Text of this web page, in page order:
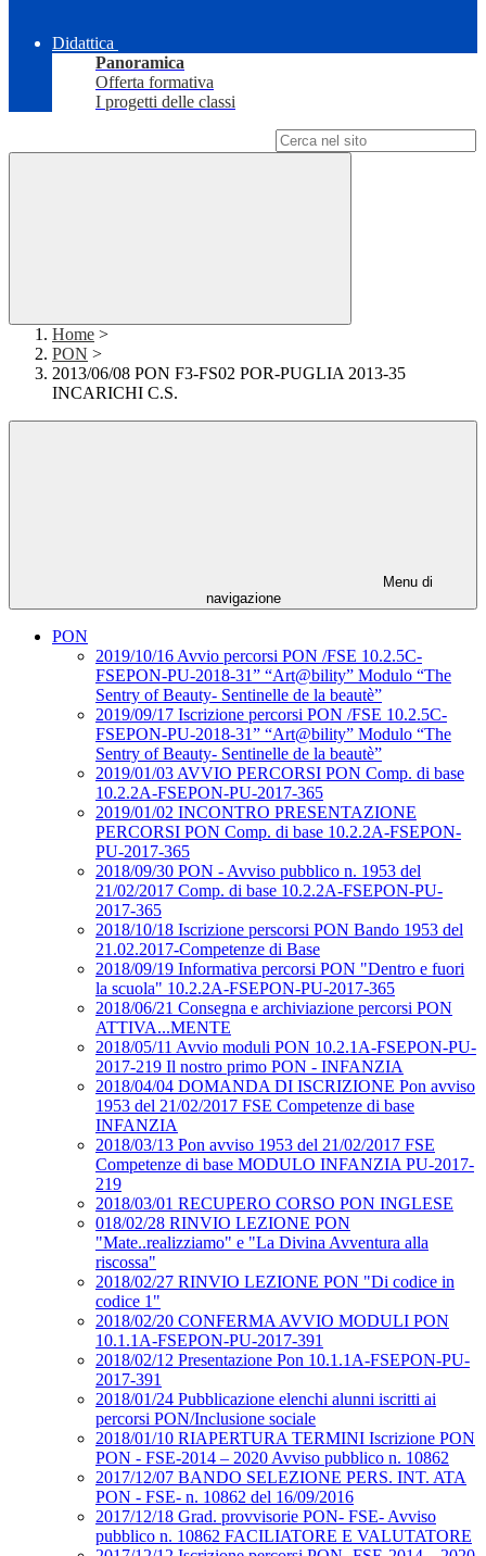
Didattica
Panoramica
Offerta formativa
I progetti delle classi
Home >
PON >
2013/06/08 PON F3-FS02 POR-PUGLIA 2013-35
INCARICHI C.S.
Menu di
navigazione
PON
2019/10/16 Avvio percorsi PON /FSE 10.2.5C-
FSEPON-PU-2018-31” “Art@bility” Modulo “The
Sentry of Beauty- Sentinelle de la beautè”
2019/09/17 Iscrizione percorsi PON /FSE 10.2.5C-
FSEPON-PU-2018-31” “Art@bility” Modulo “The
Sentry of Beauty- Sentinelle de la beautè”
2019/01/03 AVVIO PERCORSI PON Comp. di base
10.2.2A-FSEPON-PU-2017-365
2019/01/02 INCONTRO PRESENTAZIONE
PERCORSI PON Comp. di base 10.2.2A-FSEPON-
PU-2017-365
2018/09/30 PON - Avviso pubblico n. 1953 del
21/02/2017 Comp. di base 10.2.2A-FSEPON-PU-
2017-365
2018/10/18 Iscrizione perscorsi PON Bando 1953 del
21.02.2017-Competenze di Base
2018/09/19 Informativa percorsi PON "Dentro e fuori
la scuola" 10.2.2A-FSEPON-PU-2017-365
2018/06/21 Consegna e archiviazione percorsi PON
ATTIVA...MENTE
2018/05/11 Avvio moduli PON 10.2.1A-FSEPON-PU-
2017-219 Il nostro primo PON - INFANZIA
2018/04/04 DOMANDA DI ISCRIZIONE Pon avviso
1953 del 21/02/2017 FSE Competenze di base
INFANZIA
2018/03/13 Pon avviso 1953 del 21/02/2017 FSE
Competenze di base MODULO INFANZIA PU-2017-
219
2018/03/01 RECUPERO CORSO PON INGLESE
018/02/28 RINVIO LEZIONE PON
"Mate..realizziamo" e "La Divina Avventura alla
riscossa"
2018/02/27 RINVIO LEZIONE PON "Di codice in
codice 1"
2018/02/20 CONFERMA AVVIO MODULI PON
10.1.1A-FSEPON-PU-2017-391
2018/02/12 Presentazione Pon 10.1.1A-FSEPON-PU-
2017-391
2018/01/24 Pubblicazione elenchi alunni iscritti ai
percorsi PON/Inclusione sociale
2018/01/10 RIAPERTURA TERMINI Iscrizione PON
PON - FSE-2014 – 2020 Avviso pubblico n. 10862
2017/12/07 BANDO SELEZIONE PERS. INT. ATA
PON - FSE- n. 10862 del 16/09/2016
2017/12/18 Grad. provvisorie PON- FSE- Avviso
pubblico n. 10862 FACILIATORE E VALUTATORE